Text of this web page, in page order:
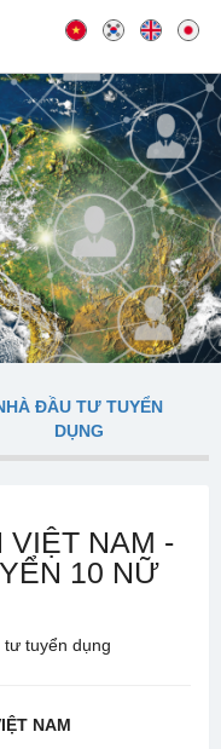
ĐẦU TƯ TUYỂN
DỤNG
VIỆT NAM -
10 NỮ
tư tuyển dụng
NAM